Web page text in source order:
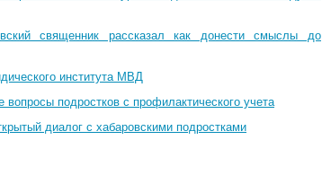
священник рассказал как донести смыслы до
института МВД
вопросы подростков с профилактического учета
диалог с хабаровскими подростками